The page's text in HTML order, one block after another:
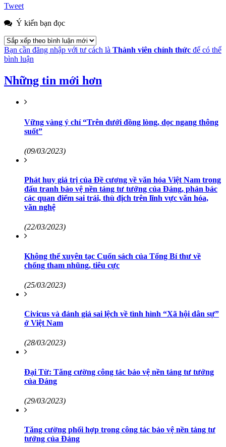
Tweet
Ý kiến bạn đọc
Bạn cần đăng nhập với tư cách là Thành viên chính thức để có thể
bình luận
Những tin mới hơn
Vững vàng ý chí “Trên dưới đồng lòng, dọc ngang thông
suốt”
(09/03/2023)
Phát huy giá trị của Đề cương về văn hóa Việt Nam trong
đấu tranh bảo vệ nền tảng tư tưởng của Đảng, phản bác
các quan điểm sai trái, thù địch trên lĩnh vực văn hóa,
văn nghệ
(22/03/2023)
Không thể xuyên tạc Cuốn sách của Tổng Bí thư về
chống tham nhũng, tiêu cực
(25/03/2023)
Civicus và đánh giá sai lệch về tình hình “Xã hội dân sự”
ở Việt Nam
(28/03/2023)
Đại Từ: Tăng cường công tác bảo vệ nền tảng tư tưởng
của Đảng
(29/03/2023)
Tăng cường phối hợp trong công tác bảo vệ nền tảng tư
tưởng của Đảng